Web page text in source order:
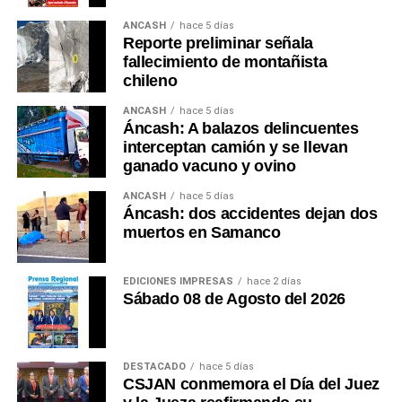
parte esencial de la experiencia. Ese debería ser el
próximo gran patrimonio que Áncash construya.
Esta es mi opinión. ¿Usted qué opina?
Duarte Plata Reg. CPP. No 01073)
ANCASH hace 5 días
Reporte preliminar señala
fallecimiento de montañista
chileno
ANCASH hace 5 días
Áncash: A balazos delincuentes
interceptan camión y se llevan
ganado vacuno y ovino
ANCASH hace 5 días
Áncash: dos accidentes dejan dos
muertos en Samanco
EDICIONES IMPRESAS hace 2 días
Sábado 08 de Agosto del 2026
DESTACADO hace 5 días
CSJAN conmemora el Día del Juez